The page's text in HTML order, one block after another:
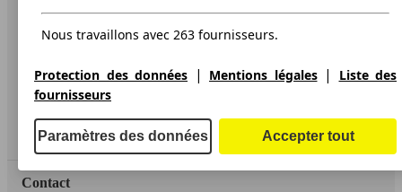
Protection des données
Accessibility Statement
Espace Pro
Contact
Nous travaillons avec 263 fournisseurs.
Protection des données | Mentions légales|
Liste des
fournisseurs
Paramètres des données Accepter tout